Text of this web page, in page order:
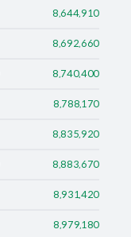
8,644,910
8,692,660
8,740,400
8,788,170
8,835,920
8,883,670
8,931,420
8,979,180